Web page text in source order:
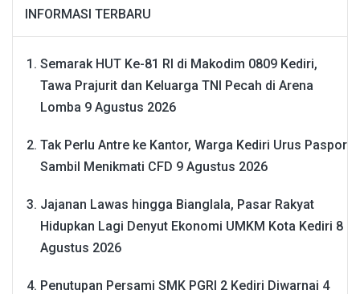
INFORMASI TERBARU
Semarak HUT Ke-81 RI di Makodim 0809 Kediri,
Tawa Prajurit dan Keluarga TNI Pecah di Arena
Lomba 9 Agustus 2026
Tak Perlu Antre ke Kantor, Warga Kediri Urus Paspor
Sambil Menikmati CFD 9 Agustus 2026
Jajanan Lawas hingga Bianglala, Pasar Rakyat
Hidupkan Lagi Denyut Ekonomi UMKM Kota Kediri 8
Agustus 2026
Penutupan Persami SMK PGRI 2 Kediri Diwarnai 4